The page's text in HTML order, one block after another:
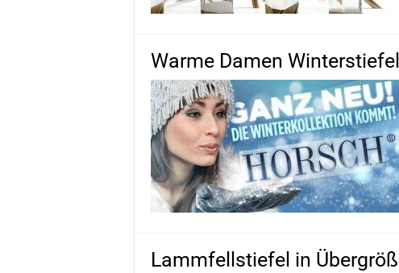
Warme Damen
Lammfellstiefel in